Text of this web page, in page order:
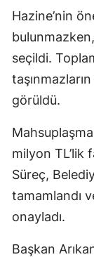
Hazine’nin
seçildi.
görüldü.
milyon TL’lik
Süreç,
tamamlandı
onayladı.
Başkan